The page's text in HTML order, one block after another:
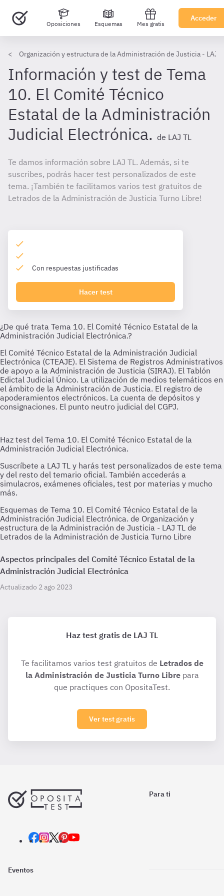
Oposiciones Esquemas Mes gratis
Acceder
Organización y estructura de la Administración de Justicia - LAJ
Información y test de Tema
10. El Comité Técnico
Estatal de la Administración
Judicial Electrónica. de LAJ TL
Te damos información sobre LAJ TL. Además, si te
suscribes, podrás hacer test personalizados de este
tema. ¡También te facilitamos varios test gratuitos de
Letrados de la Administración de Justicia Turno Libre!
Con respuestas justificadas
Hacer test
Esquemas de Tema 10. El Comité Técnico Estatal de la
Administración Judicial Electrónica. de Organización y
estructura de la Administración de Justicia - LAJ TL de
Letrados de la Administración de Justicia Turno Libre
Aspectos principales del Comité Técnico Estatal de la
Administración Judicial Electrónica
Actualizado 2 ago 2023
Haz test gratis de LAJ TL
Te facilitamos varios test gratuitos de Letrados de
la Administración de Justicia Turno Librepara
que practiques con OpositaTest.
Ver test gratis
Para ti
Eventos